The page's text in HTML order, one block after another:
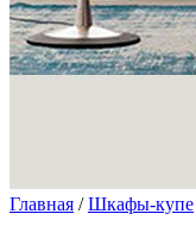
Главная /Шкафы-купе